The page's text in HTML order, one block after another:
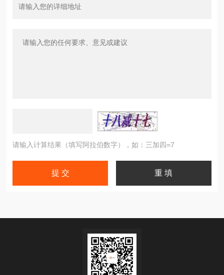
请输入计算结果（填写阿拉伯数字），如：三加四=7